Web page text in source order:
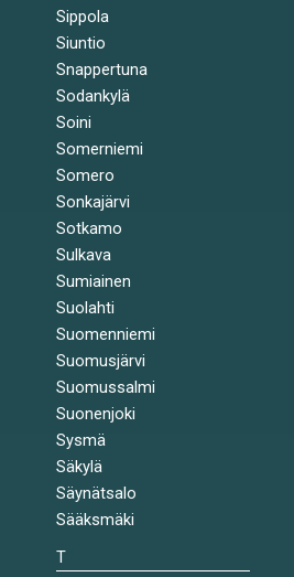
Sippola
Siuntio
Snappertuna
Sodankylä
Soini
Somerniemi
Somero
Sonkajärvi
Sotkamo
Sulkava
Sumiainen
Suolahti
Suomenniemi
Suomusjärvi
Suomussalmi
Suonenjoki
Sysmä
Säkylä
Säynätsalo
Sääksmäki
T